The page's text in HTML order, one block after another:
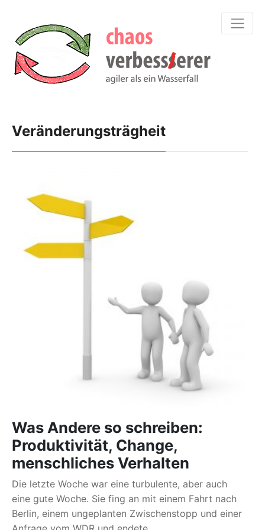
Veränderungsträgheit
Was Andere so schreiben:
Produktivität, Change,
menschliches Verhalten
Die letzte Woche war eine turbulente, aber auch
eine gute Woche. Sie fing an mit einem Fahrt nach
Berlin, einem ungeplanten Zwischenstopp und einer